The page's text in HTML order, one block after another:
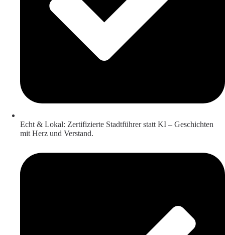
Echt & Lokal: Zertifizierte Stadtführer statt KI – Geschichten
mit Herz und Verstand.